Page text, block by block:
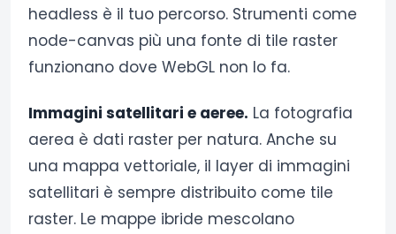
headless è il tuo percorso. Strumenti come
node-canvas più una fonte di tile raster
funzionano dove WebGL non lo fa.
Immagini satellitari e aeree. La fotografia
aerea è dati raster per natura. Anche su
una mappa vettoriale, il layer di immagini
satellitari è sempre distribuito come tile
raster. Le mappe ibride mescolano